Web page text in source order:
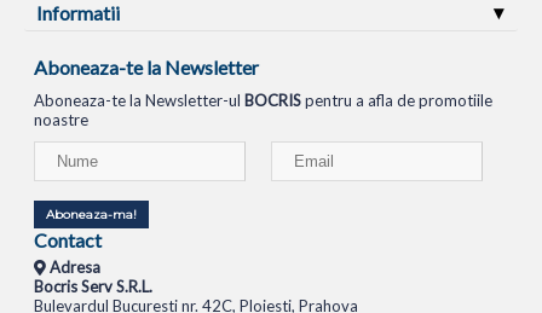
Informatii
Aboneaza-te la Newsletter
Aboneaza-te la Newsletter-ul BOCRISpentru a afla de promotiile
noastre
Aboneaza-ma!
Contact
Adresa
Bocris Serv S.R.L.
Bulevardul Bucuresti nr. 42C, Ploiesti, Prahova